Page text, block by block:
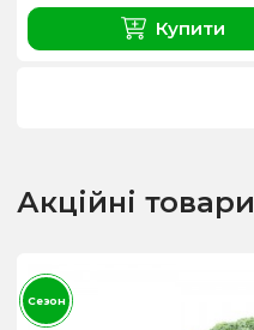
Купити
Акційні товари
Сезон